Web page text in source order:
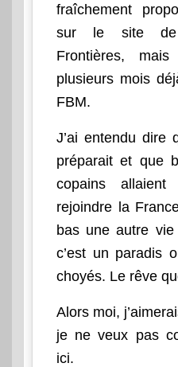
fraîchement
sur le site de
Frontières,
plusieurs mois
FBM.
J’ai entendu dire
préparait et que
copains
rejoindre la
bas une autre
c’est un paradis
choyés. Le rêve
Alors moi,
je ne veux pas
ici.